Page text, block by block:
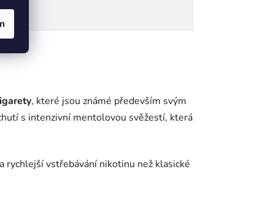
, které jsou známé především svým
s intenzivní mentolovou svěžestí, která
rychlejší vstřebávání nikotinu než klasické